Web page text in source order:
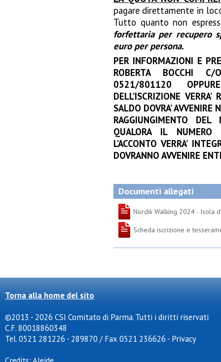
pagare direttamente in
Tutto quanto non
forfettaria per recupero
euro per persona.
PER INFORMAZIONI E
ROBERTA BOCCHI C/
0521/801120
DELL’ISCRIZIONE
SALDO DOVRA’ AVVENIRE
RAGGIUNGIMENTO
QUALORA IL NUMERO
L’ACCONTO VERRA’
DOVRANNO AVVENIRE
Documenti allegati
Nordik Walking 2024 - Isola
Scheda iscrizione e
Torna alla home del sito
©2013 - 2026 CSI Comitato di Parma. Tutti i diritti riservati
C.F. 80018860348
Tel. 0521 281226 - 289870 / Fax 0521 236626 - Privacy